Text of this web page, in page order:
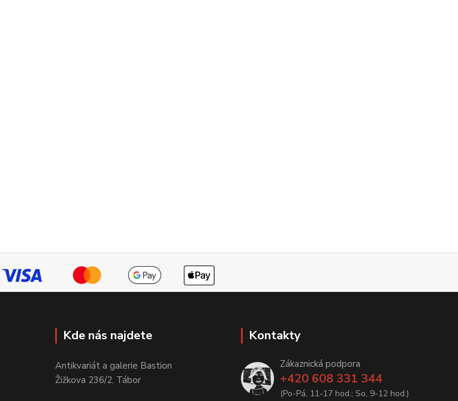
Kde nás najdete
Antikvariát a galerie Bastion
Žižkova 236/2, Tábor
Kontakty
Zákaznická podpora
+420 608 331 344
(Po-Pá, 11-17 hod.; So, 9-12 hod.)